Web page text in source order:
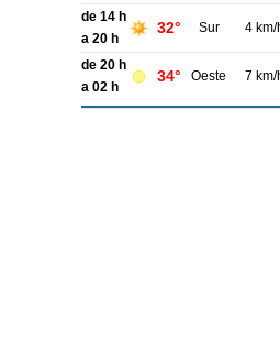
de 14 h
a 20 h
32° Sur 4 km/
de 20 h
a 02 h
34° Oeste 7 km/